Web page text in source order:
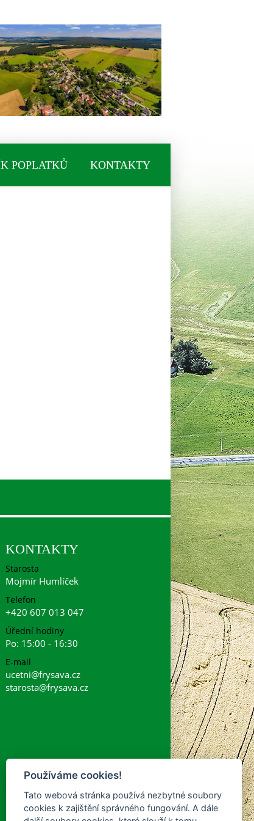
POPLATKŮ KONTAKTY
KONTAKTY
Starosta
Mojmír Humlíček
Telefon
+420 607 013 047
Úřední hodiny
Po: 15:00 - 16:30
E-mail
ucetni@frysava.cz
starosta@frysava.cz
Používáme cookies!
Tato webová stránka používá nezbytné soubory
cookies k zajištění správného fungování. A dále